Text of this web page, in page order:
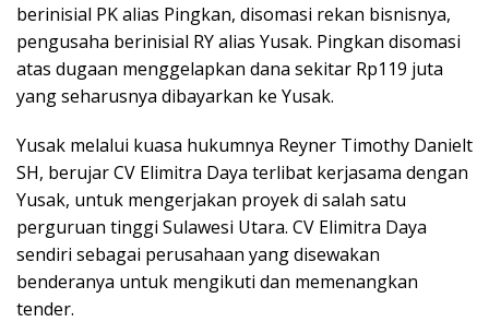
berinisial PK alias Pingkan, disomasi rekan bisnisnya,
pengusaha berinisial RY alias Yusak. Pingkan disomasi
atas dugaan menggelapkan dana sekitar Rp119 juta
yang seharusnya dibayarkan ke Yusak.
Yusak melalui kuasa hukumnya Reyner Timothy Danielt
SH, berujar CV Elimitra Daya terlibat kerjasama dengan
Yusak, untuk mengerjakan proyek di salah satu
perguruan tinggi Sulawesi Utara. CV Elimitra Daya
sendiri sebagai perusahaan yang disewakan
benderanya untuk mengikuti dan memenangkan
tender.